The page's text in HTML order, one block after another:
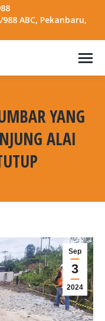
ABC, Pekanbaru,
YANG
ALAI
Sep
3
2024